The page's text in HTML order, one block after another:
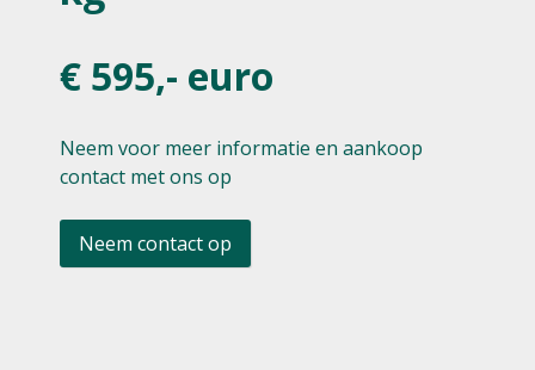
€ 595,- euro
Neem voor meer informatie en aankoop
contact met ons op
Neem contact op